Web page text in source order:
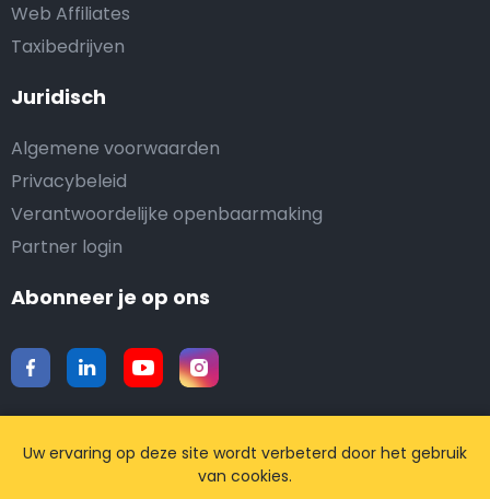
Web Affiliates
Taxibedrijven
Juridisch
Algemene voorwaarden
Privacybeleid
Verantwoordelijke openbaarmaking
Partner login
Abonneer je op ons
Download onze mobiele app
Uw ervaring op deze site wordt verbeterd door het gebruik
van cookies.